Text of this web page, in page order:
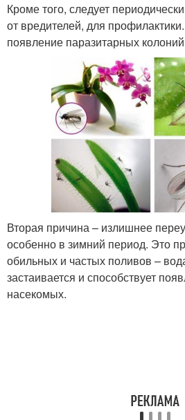
Кроме того, следует
от вредителей, для
появление паразитарных
Вторая причина – излишнее
особенно в зимний период. Это
обильных и частых поливов –
застаивается и способствует
насекомых.